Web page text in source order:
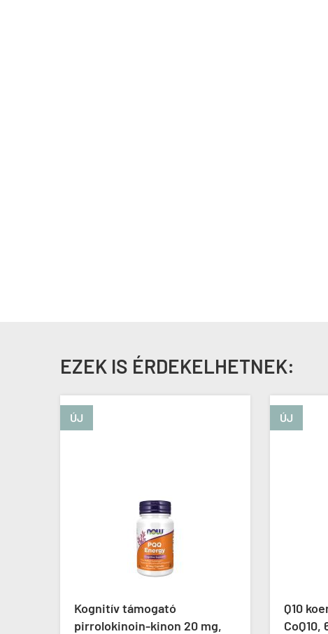
EZEK IS ÉRDEKELHETNEK:
ÚJ
Kognitív támogató
pirrolokinoin-kinon 20 mg,
ÚJ
Q10
CoQ10,